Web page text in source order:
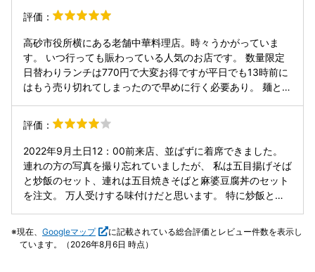
めながら、 待つこと約10分程で広いテーブル席へ。 今回注
文したのは、 トマト冷麺(1,100)にしました。 やっぱり暑す
ぎて冷たいものを選んでしまう。 味の感想ですが、 かなり
細い麺にトマトの酸味でサッパリして美味しかったです。 一
緒に付いてきたスープは、 想像以上に辛くビックリしまし
た。 また家族で集まる時にでも、 オードブルをテイクアウ
トしてみよ〜っと。 ご馳走さまでした〜
評価：
高砂市役所横にある老舗中華料理店。時々うかがっていま
す。 いつ行っても賑わっている人気のお店です。 数量限定
日替わりランチは770円で大変お得ですが平日でも13時前に
はもう売り切れてしまったので早めに行く必要あり。 麺とご
程度しますが、味もボリュームも大満足できます。 従業員の
方が新型コロナ対策で空いた席を消毒する様子をチラリと拝
見しましたが、テーブルはもとよりメニューの1枚裏表もし
っかり拭いておられたので安心して利用できるお店だと感じ
ました。
評価：
2022年9月土日12：00前来店、並ばずに着席できました。
連れの方の写真を撮り忘れていましたが、 私は五目揚げそば
と炒飯のセット、連れは五目焼きそばと麻婆豆腐丼のセット
を注文。 万人受けする味付けだと思います。 特に炒飯と麻
ジットカードは5500円以上の支払いから利用できるようで
現在、 Googleマップ
に記載されている総合評価とレビュー件数を表示し
ています。（2026年8月6日 時点）